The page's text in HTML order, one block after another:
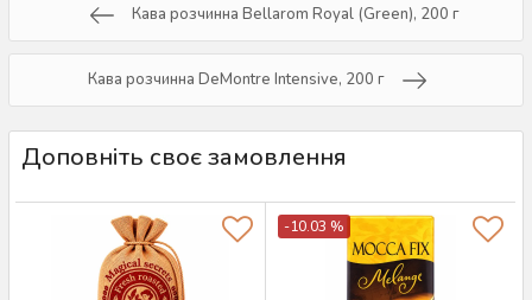
Кава розчинна Bellarom Royal (Green), 200 г
Кава розчинна DeMontre Intensive, 200 г
Доповніть своє замовлення
-10.03 %